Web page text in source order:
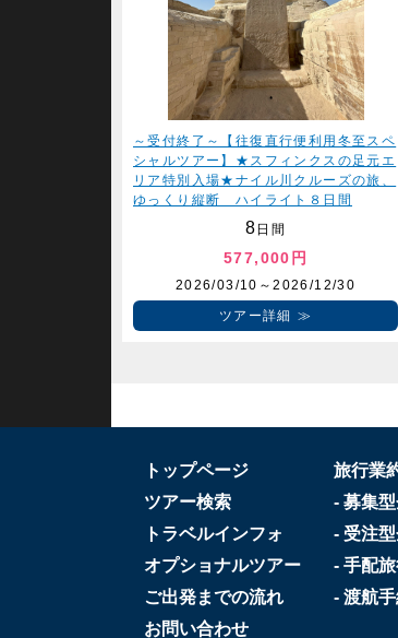
～受付終了～【往復直行便利用冬至スペ
シャルツアー】★スフィンクスの足元エ
リア特別入場★ナイル川クルーズの旅、
ゆっくり縦断 ハイライト８日間
8 日間
577,000円
2026/03/10～2026/12/30
ツアー詳細
トップページ
ツアー検索
トラベルインフォ
オプショナルツアー
ご出発までの流れ
お問い合わせ
旅行業
- 募集
- 受注
- 手配
- 渡航